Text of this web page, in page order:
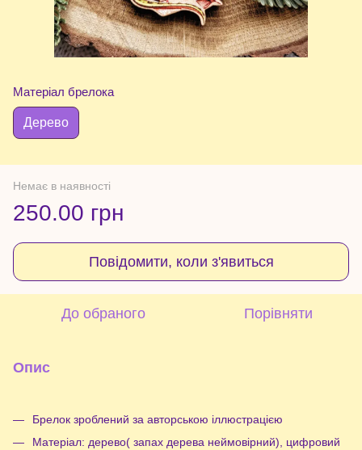
Матеріал брелока
Дерево
Немає в наявності
250.00 грн
Повідомити, коли з'явиться
До обраного Порівняти
Опис
Брелок зроблений за авторською іллюстрацією
Матеріал: дерево( запах дерева неймовірний), цифровий